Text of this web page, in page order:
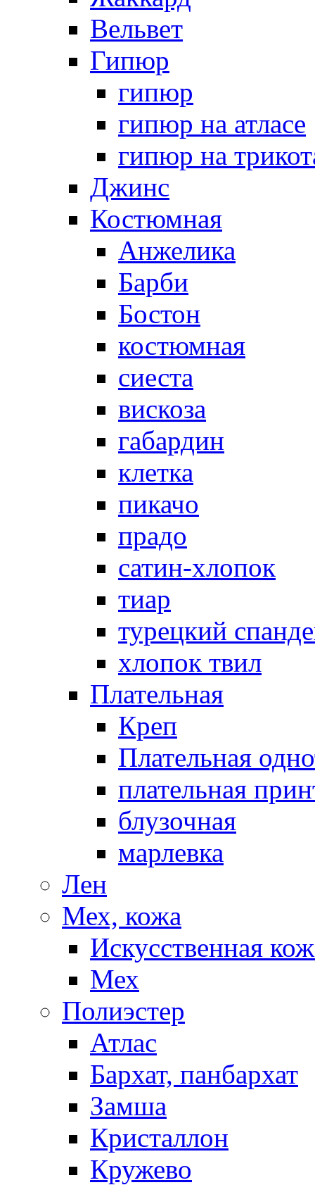
Вельвет
Гипюр
гипюр
гипюр на атласе
гипюр на
Джинс
Костюмная
Анжелика
Барби
Бостон
костюмная
сиеста
вискоза
габардин
клетка
пикачо
прадо
сатин-хлопок
тиар
турецкий
хлопок твил
Плательная
Креп
Плательная
плательная
блузочная
марлевка
Лен
Мех, кожа
Искусственная
Мех
Полиэстер
Атлас
Бархат, панбархат
Замша
Кристаллон
Кружево